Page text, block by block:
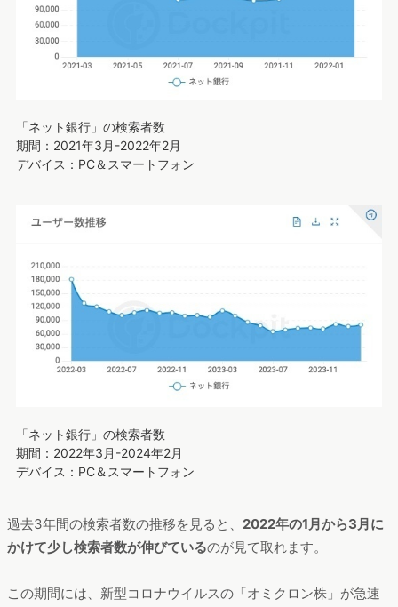
「ネット銀行」の検索者数
期間：2021年3月-2022年2月
デバイス：PC＆スマートフォン
「ネット銀行」の検索者数
期間：2022年3月-2024年2月
デバイス：PC＆スマートフォン
過去3年間の検索者数の推移を見ると、 2022年の1月から3月に
かけて少し検索者数が伸びているのが見て取れます。
この期間には、新型コロナウイルスの「オミクロン株」が急速